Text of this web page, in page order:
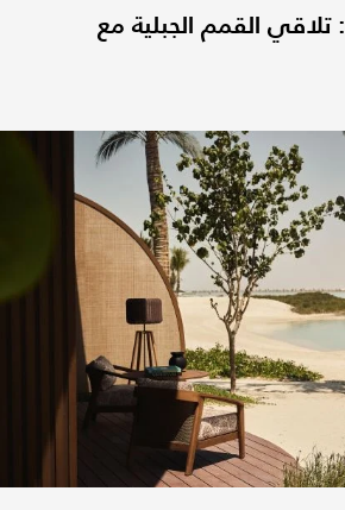
موسم عسير 2026: تلاقي القمم الجبلية مع